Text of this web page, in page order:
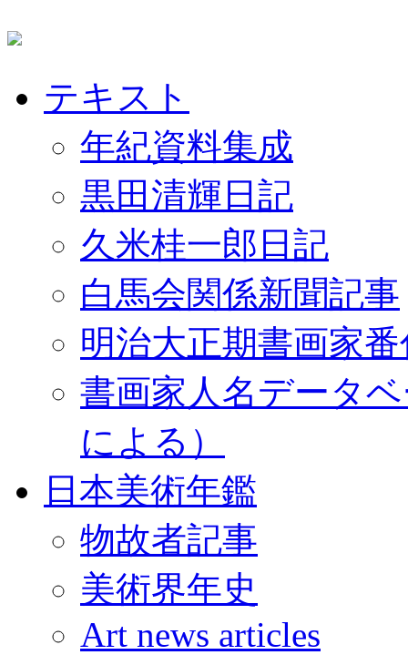
テキスト
年紀資料集成
黒田清輝日記
久米桂一郎日記
白馬会関係新聞記事
明治大正期書画家
書画家人名データ
による）
日本美術年鑑
物故者記事
美術界年史
Art news articles